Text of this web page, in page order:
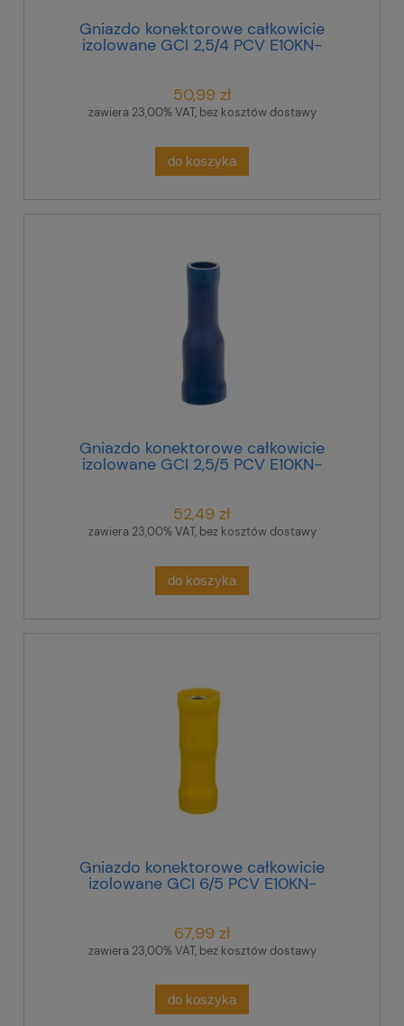
Gniazdo konektorowe całkowicie
izolowane GCI 2,5/4 PCV E10KN-
50,99 zł
zawiera 23,00% VAT, bez kosztów dostawy
do koszyka
Gniazdo konektorowe całkowicie
izolowane GCI 2,5/5 PCV E10KN-
52,49 zł
zawiera 23,00% VAT, bez kosztów dostawy
do koszyka
Gniazdo konektorowe całkowicie
izolowane GCI 6/5 PCV E10KN-
67,99 zł
zawiera 23,00% VAT, bez kosztów dostawy
do koszyka